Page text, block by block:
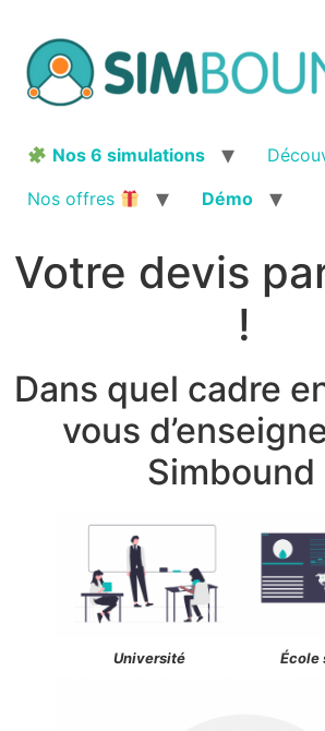
contenu
Nos 6 simulations
Nos offres
Démo
Votre devis
!
Dans quel cadre
vous
Simbound
Université École